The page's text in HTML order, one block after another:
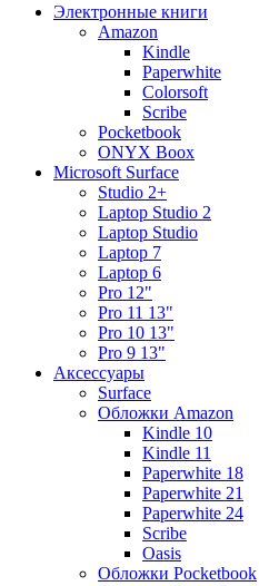
Электронные книги
Amazon
Kindle
Paperwhite
Colorsoft
Scribe
Pocketbook
ONYX Boox
Microsoft Surface
Studio 2+
Laptop Studio 2
Laptop Studio
Laptop 7
Laptop 6
Pro 12"
Pro 11 13"
Pro 10 13"
Pro 9 13"
Аксессуары
Surface
Обложки Amazon
Kindle 10
Kindle 11
Paperwhite 18
Paperwhite 21
Paperwhite 24
Scribe
Oasis
Обложки Pocketbook